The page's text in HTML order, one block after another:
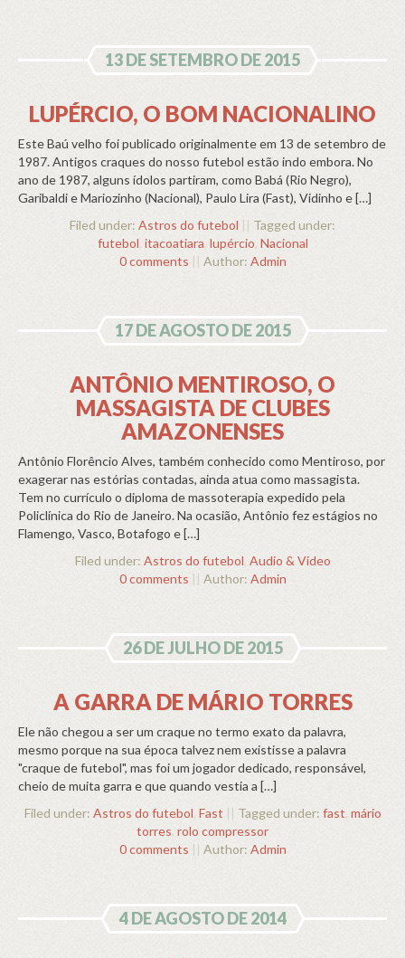
13 DE SETEMBRO DE 2015
LUPÉRCIO, O BOM NACIONALINO
Este Baú velho foi publicado originalmente em 13 de setembro de
1987. Antigos craques do nosso futebol estão indo embora. No
ano de 1987, alguns ídolos partiram, como Babá (Rio Negro),
Garibaldi e Mariozinho (Nacional), Paulo Lira (Fast), Vidinho e […]
Filed under: Astros do futebol || Tagged under:
futebol itacoatiara, lupércio, Nacional
0 comments || Author: Admin
17 DE AGOSTO DE 2015
ANTÔNIO MENTIROSO, O
MASSAGISTA DE CLUBES
AMAZONENSES
Antônio Florêncio Alves, também conhecido como Mentiroso, por
exagerar nas estórias contadas, ainda atua como massagista.
Tem no currículo o diploma de massoterapia expedido pela
Policlínica do Rio de Janeiro. Na ocasião, Antônio fez estágios no
Flamengo, Vasco, Botafogo e […]
Filed under: Astros do futebol Audio & Video
0 comments || Author: Admin
26 DE JULHO DE 2015
A GARRA DE MÁRIO TORRES
Ele não chegou a ser um craque no termo exato da palavra,
mesmo porque na sua época talvez nem existisse a palavra
"craque de futebol", mas foi um jogador dedicado, responsável,
cheio de muita garra e que quando vestia a […]
Filed under: Astros do futebol, Fast || Tagged under: fast, mário
torres, rolo compressor
0 comments || Author: Admin
4 DE AGOSTO DE 2014